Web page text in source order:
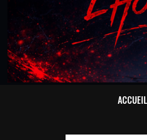
ACCUEIL